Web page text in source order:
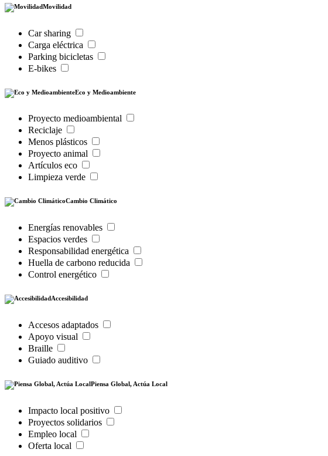
Movilidad
Car sharing
Carga eléctrica
Parking bicicletas
E-bikes
Eco y Medioambiente
Proyecto medioambiental
Reciclaje
Menos plásticos
Proyecto animal
Artículos eco
Limpieza verde
Cambio Climático
Energías renovables
Espacios verdes
Responsabilidad energética
Huella de carbono reducida
Control energético
Accesibilidad
Accesos adaptados
Apoyo visual
Braille
Guiado auditivo
Piensa Global, Actúa Local
Impacto local positivo
Proyectos solidarios
Empleo local
Oferta local